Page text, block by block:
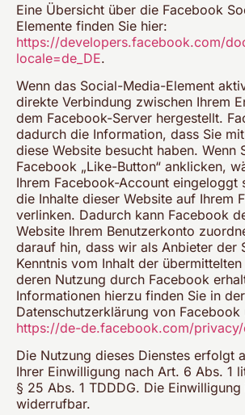
Eine Übersicht über die Facebook
Elemente finden Sie hier:
https://developers.facebook.com/
locale=de_DE.
Wenn das Social-Media-Element
direkte Verbindung zwischen Ihrem
dem Facebook-Server hergestellt.
dadurch die Information, dass Sie
diese Website besucht haben. Wenn
Facebook „Like-Button“ anklicken,
Ihrem Facebook-Account eingeloggt
die Inhalte dieser Website auf Ihrem
verlinken. Dadurch kann Facebook
Website Ihrem Benutzerkonto
darauf hin, dass wir als Anbieter der
Kenntnis vom Inhalt der
deren Nutzung durch Facebook
Informationen hierzu finden Sie in der
Datenschutzerklärung von Facebook
https://de-de.facebook.com/
Die Nutzung dieses Dienstes erfolgt
Ihrer Einwilligung nach Art. 6 Abs. 1
§ 25 Abs. 1 TDDDG. Die
widerrufbar.